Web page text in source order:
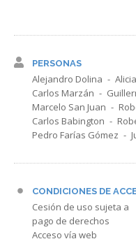
PERSONAS
Alejandro Dolina
Carlos Marzán
Marcelo San Juan
Carlos Babington
Pedro Farías Gómez
CONDICIONES DE
Cesión de uso sujeta a
pago de derechos
Acceso vía web